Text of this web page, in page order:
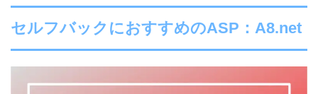
セルフバックにおすすめのASP：A8.net